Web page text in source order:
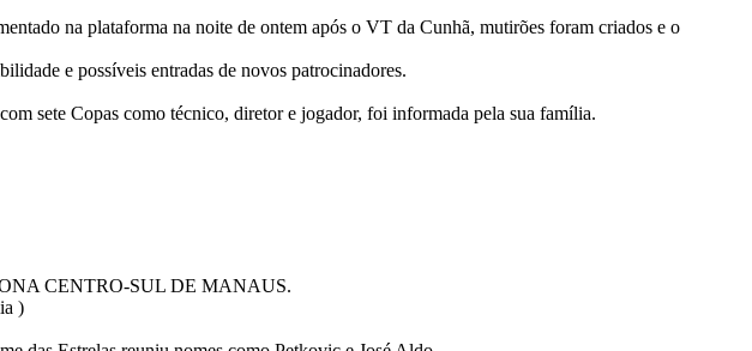
na plataforma na noite de ontem após o VT da Cunhã, mutirões foram criados e o
e possíveis entradas de novos patrocinadores.
sete Copas como técnico, diretor e jogador, foi informada pela sua família.
CENTRO-SUL DE MANAUS.
)